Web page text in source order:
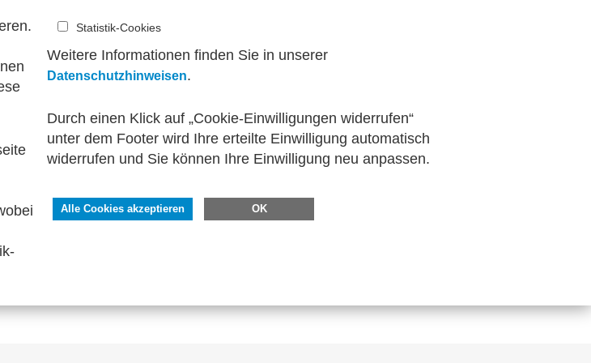
vom 16. April 2014 über die elektronische Rechnungsstellung bei
Norm EN16931. Zudem werden die Cross-Industry-Invoice (CII) von
2.0 berücksichtigt.
Sowohl im B2B-, im B2G- und im B2C-Geschäftsverkehr kann
Statistik-Cookies
Weitere Informationen finden Sie in unserer
Datenschutzhinweisen.
Durch einen Klick auf „Cookie-Einwilligungen widerrufen“
unter dem Footer wird Ihre erteilte Einwilligung automatisch
widerrufen und Sie können Ihre Einwilligung neu anpassen.
Alle Cookies akzeptieren OK